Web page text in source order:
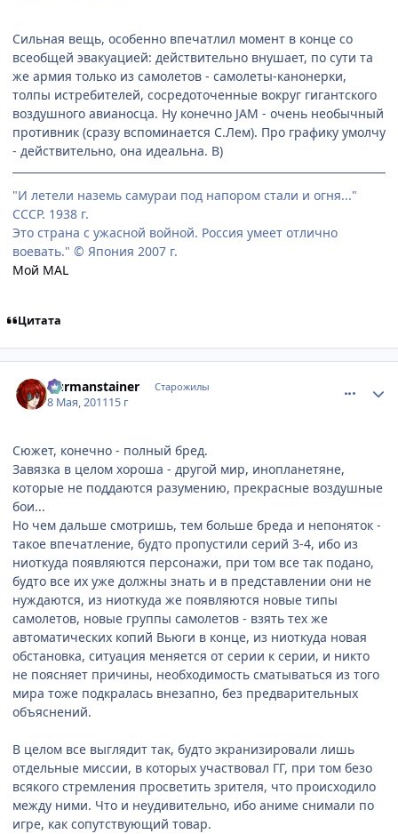
Сильная вещь, особенно впечатлил момент в конце со
всеобщей эвакуацией: действительно внушает, по сути та
же армия только из самолетов - самолеты-канонерки,
толпы истребителей, сосредоточенные вокруг гигантского
воздушного авианосца. Ну конечно JAM - очень необычный
противник (сразу вспоминается С.Лем). Про графику умолчу
- действительно, она идеальна. B)
"И летели наземь самураи под напором стали и огня..."
СССР. 1938 г.
Это страна с ужасной войной. Россия умеет отлично
воевать." © Япония 2007 г.
Мой MAL
Цитата
Durmanstainer Старожилы
8 Мая, 201115 г
Сюжет, конечно - полный бред.
Завязка в целом хороша - другой мир, инопланетяне,
которые не поддаются разумению, прекрасные воздушные
бои...
Но чем дальше смотришь, тем больше бреда и непоняток -
такое впечатление, будто пропустили серий 3-4, ибо из
ниоткуда появляются персонажи, при том все так подано,
будто все их уже должны знать и в представлении они не
нуждаются, из ниоткуда же появляются новые типы
самолетов, новые группы самолетов - взять тех же
автоматических копий Вьюги в конце, из ниоткуда новая
обстановка, ситуация меняется от серии к серии, и никто
не поясняет причины, необходимость сматываться из того
мира тоже подкралась внезапно, без предварительных
объяснений.
В целом все выглядит так, будто экранизировали лишь
отдельные миссии, в которых участвовал ГГ, при том безо
всякого стремления просветить зрителя, что происходило
между ними. Что и неудивительно, ибо аниме снимали по
игре, как сопутствующий товар.